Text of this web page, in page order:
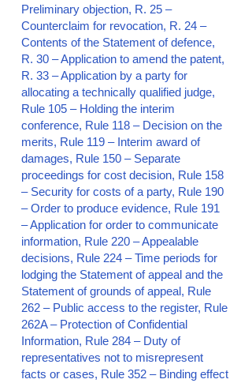
Preliminary objection, R. 25 –
Counterclaim for revocation, R. 24 –
Contents of the Statement of defence,
R. 30 – Application to amend the patent,
R. 33 – Application by a party for
allocating a technically qualified judge,
Rule 105 – Holding the interim
conference, Rule 118 – Decision on the
merits, Rule 119 – Interim award of
damages, Rule 150 – Separate
proceedings for cost decision, Rule 158
– Security for costs of a party, Rule 190
– Order to produce evidence, Rule 191
– Application for order to communicate
information, Rule 220 – Appealable
decisions, Rule 224 – Time periods for
lodging the Statement of appeal and the
Statement of grounds of appeal, Rule
262 – Public access to the register, Rule
262A – Protection of Confidential
Information, Rule 284 – Duty of
representatives not to misrepresent
facts or cases, Rule 352 – Binding effect